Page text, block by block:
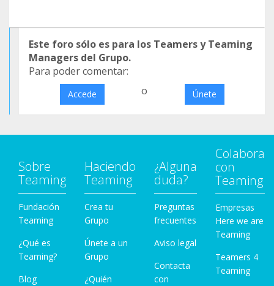
Este foro sólo es para los Teamers y Teaming
Managers del Grupo.
Para poder comentar:
Accede o Únete
Sobre
Teaming
Fundación
Teaming
¿Qué es
Teaming?
Blog
Haciendo
Teaming
Crea tu
Grupo
Únete a un
Grupo
¿Quién
¿Alguna
duda?
Preguntas
frecuentes
Aviso legal
Contacta
con
Colabora
con
Teaming
Empresas
Here we are
Teaming
Teamers 4
Teaming